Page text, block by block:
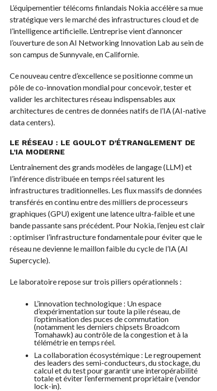
L’équipementier télécoms finlandais Nokia accélère sa mue
stratégique vers le marché des infrastructures cloud et de
l’intelligence artificielle. L’entreprise vient d’annoncer
l’ouverture de son AI Networking Innovation Lab au sein de
son campus de Sunnyvale, en Californie.
Ce nouveau centre d’excellence se positionne comme un
pôle de co-innovation mondial pour concevoir, tester et
valider les architectures réseau indispensables aux
architectures de centres de données natifs de l’IA (AI-native
data centers).
LE RÉSEAU : LE GOULOT D’ÉTRANGLEMENT DE
L’IA MODERNE
L’entraînement des grands modèles de langage (LLM) et
l’inférence distribuée en temps réel saturent les
infrastructures traditionnelles. Les flux massifs de données
transférés en continu entre des milliers de processeurs
graphiques (GPU) exigent une latence ultra-faible et une
bande passante sans précédent. Pour Nokia, l’enjeu est clair
: optimiser l’infrastructure fondamentale pour éviter que le
réseau ne devienne le maillon faible du cycle de l’IA (AI
Supercycle).
Le laboratoire repose sur trois piliers opérationnels :
L’innovation technologique : Un espace
d’expérimentation sur toute la pile réseau, de
l’optimisation des puces de commutation
(notamment les derniers chipsets Broadcom
Tomahawk) au contrôle de la congestion et à la
télémétrie en temps réel.
La collaboration écosystémique : Le regroupement
des leaders des semi-conducteurs, du stockage, du
calcul et du test pour garantir une interopérabilité
totale et éviter l’enfermement propriétaire (vendor
lock-in).